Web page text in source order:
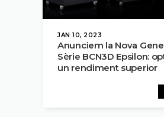
JAN 10, 2023
Anunciem la Nova
Sèrie BCN3D Epsilon:
un rendiment superior